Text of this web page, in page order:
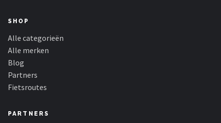
SHOP
Alle categorieën
Alle merken
Blog
Partners
Fietsroutes
PARTNERS